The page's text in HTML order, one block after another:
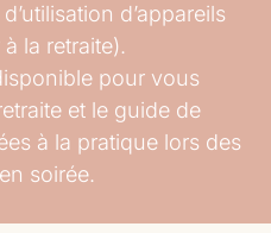
d’appareils
la retraite).
pour vous
et le guide de
à la pratique lors des
soirée.